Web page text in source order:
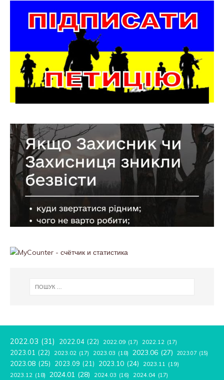
2022.03 (31) 2022.04 (22) 2022.09 (17) 2022.12 (17)
2023.01 (22) 2023.02 (17) 2023.03 (18) 2023.06 (27) 2023.07 (15)
2023.08 (25) 2023.09 (21) 2023.10 (24) 2023.11 (19)
2023.12 (18) 2024.01 (28) 2024.03 (16) 2024.04 (17)